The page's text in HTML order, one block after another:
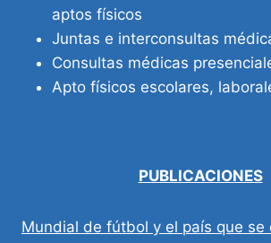
aptos físicos
Juntas e interconsultas
Consultas médicas
Apto físicos escolares,
PUBLICACIONES
Mundial de fútbol y el país que se